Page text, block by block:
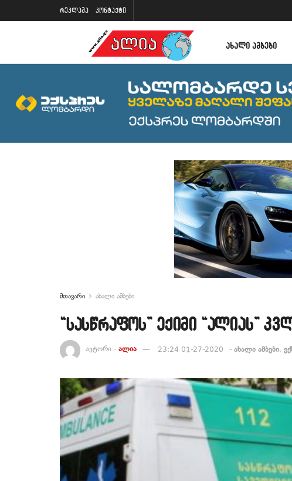
რეკლამა კონტაქტი
ᲐᲮᲐᲚᲘ ᲐᲛᲑᲔᲑᲘ
მთავარი ახალი ამბები
“სასწრაფოს” ექიმი “ალიას”
ავტორი - ალია 23:24 01-27-2020 - ახალი ამბები,